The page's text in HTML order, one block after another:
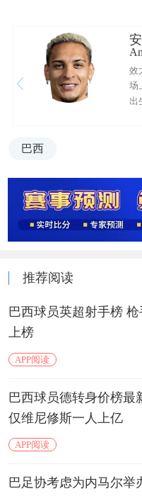
效
场
出
巴西
推荐阅读
巴西球员英超射手榜
上榜
APP阅读
巴西球员德转身价榜最
仅维尼修斯一人上亿
APP阅读
巴足协考虑为内马尔举